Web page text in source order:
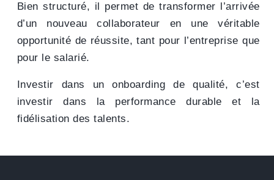
Bien structuré, il permet de transformer l’arrivée
d’un nouveau collaborateur en une véritable
opportunité de réussite, tant pour l’entreprise que
pour le salarié.
Investir dans un onboarding de qualité, c’est
investir dans la performance durable et la
fidélisation des talents.